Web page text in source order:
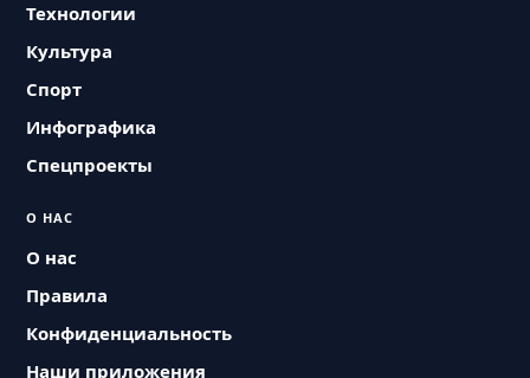
Технологии
Культура
Спорт
Инфографика
Спецпроекты
О НАС
О нас
Правила
Конфиденциальность
Наши приложения